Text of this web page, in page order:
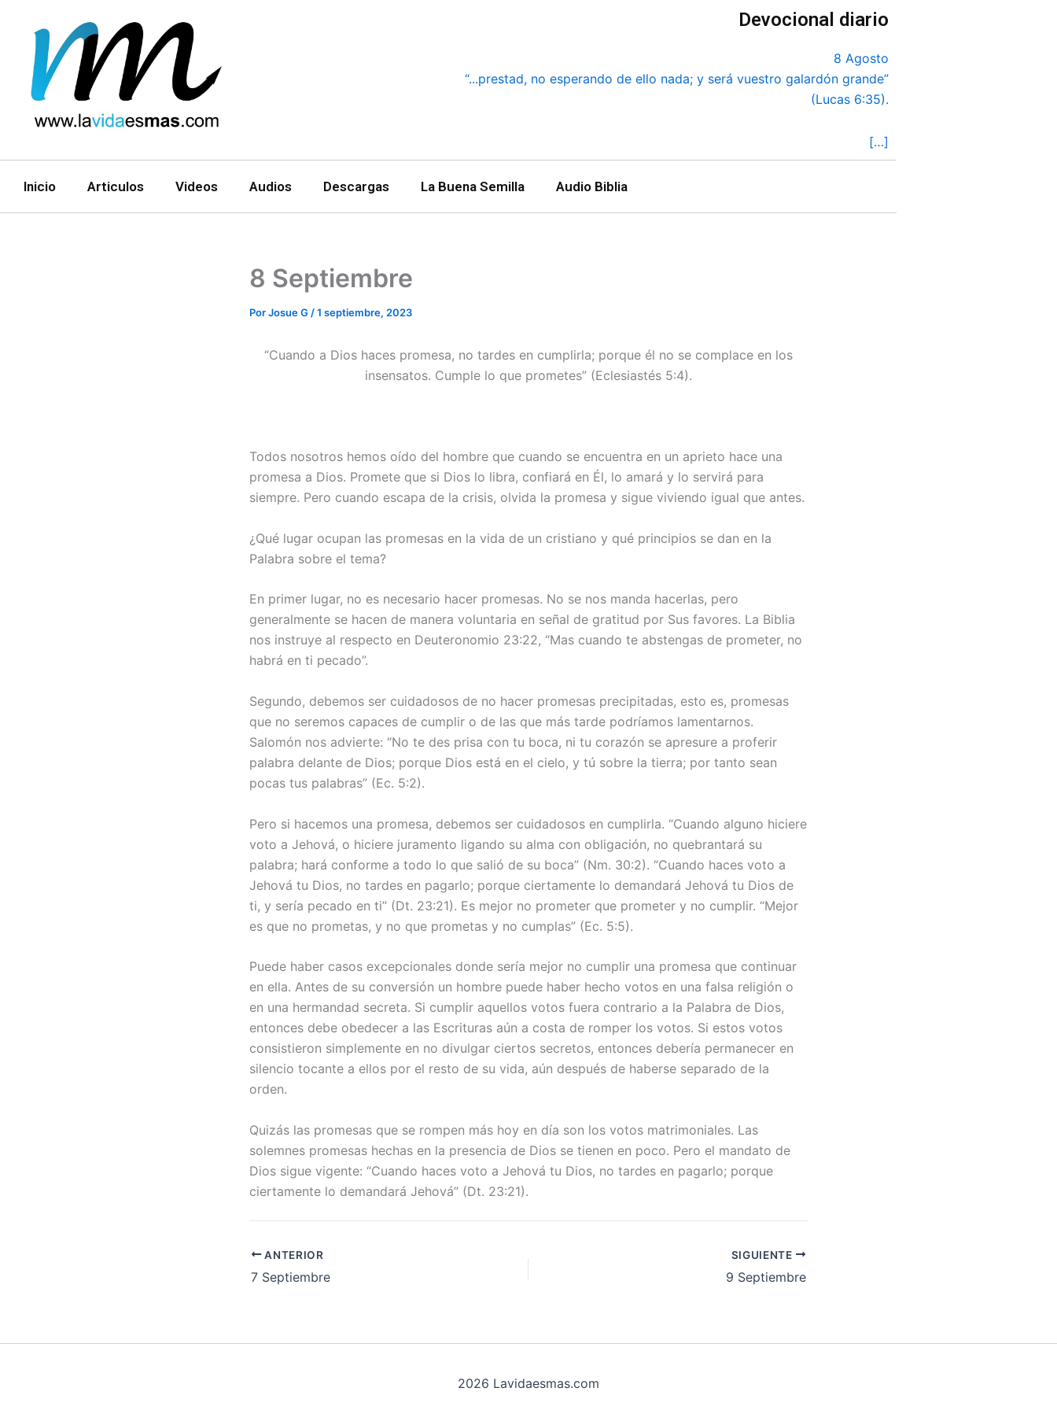
contenido
Devocional diario
8 Agosto
“...prestad, no esperando de ello nada; y será vuestro galardón grande”
(Lucas 6:35).
[…]
Inicio Articulos Videos Audios Descargas La Buena Semilla Audio Biblia
8 Septiembre
PorJosue G /1 septiembre, 2023
“Cuando a Dios haces promesa, no tardes en cumplirla; porque él no se complace en los
insensatos. Cumple lo que prometes” (Eclesiastés 5:4).
Todos nosotros hemos oído del hombre que cuando se encuentra en un aprieto hace una
promesa a Dios. Promete que si Dios lo libra, confiará en Él, lo amará y lo servirá para
siempre. Pero cuando escapa de la crisis, olvida la promesa y sigue viviendo igual que antes.
¿Qué lugar ocupan las promesas en la vida de un cristiano y qué principios se dan en la
Palabra sobre el tema?
En primer lugar, no es necesario hacer promesas. No se nos manda hacerlas, pero
generalmente se hacen de manera voluntaria en señal de gratitud por Sus favores. La Biblia
nos instruye al respecto en Deuteronomio 23:22, “Mas cuando te abstengas de prometer, no
habrá en ti pecado”.
Segundo, debemos ser cuidadosos de no hacer promesas precipitadas, esto es, promesas
que no seremos capaces de cumplir o de las que más tarde podríamos lamentarnos.
Salomón nos advierte: “No te des prisa con tu boca, ni tu corazón se apresure a proferir
palabra delante de Dios; porque Dios está en el cielo, y tú sobre la tierra; por tanto sean
pocas tus palabras” (Ec. 5:2).
Pero si hacemos una promesa, debemos ser cuidadosos en cumplirla. “Cuando alguno hiciere
voto a Jehová, o hiciere juramento ligando su alma con obligación, no quebrantará su
palabra; hará conforme a todo lo que salió de su boca” (Nm. 30:2). “Cuando haces voto a
Jehová tu Dios, no tardes en pagarlo; porque ciertamente lo demandará Jehová tu Dios de
ti, y sería pecado en ti” (Dt. 23:21). Es mejor no prometer que prometer y no cumplir. “Mejor
es que no prometas, y no que prometas y no cumplas” (Ec. 5:5).
Puede haber casos excepcionales donde sería mejor no cumplir una promesa que continuar
en ella. Antes de su conversión un hombre puede haber hecho votos en una falsa religión o
en una hermandad secreta. Si cumplir aquellos votos fuera contrario a la Palabra de Dios,
entonces debe obedecer a las Escrituras aún a costa de romper los votos. Si estos votos
consistieron simplemente en no divulgar ciertos secretos, entonces debería permanecer en
silencio tocante a ellos por el resto de su vida, aún después de haberse separado de la
orden.
Quizás las promesas que se rompen más hoy en día son los votos matrimoniales. Las
solemnes promesas hechas en la presencia de Dios se tienen en poco. Pero el mandato de
Dios sigue vigente: “Cuando haces voto a Jehová tu Dios, no tardes en pagarlo; porque
ciertamente lo demandará Jehová” (Dt. 23:21).
ANTERIOR
7 Septiembre
SIGUIENTE
9 Septiembre
2026 Lavidaesmas.com